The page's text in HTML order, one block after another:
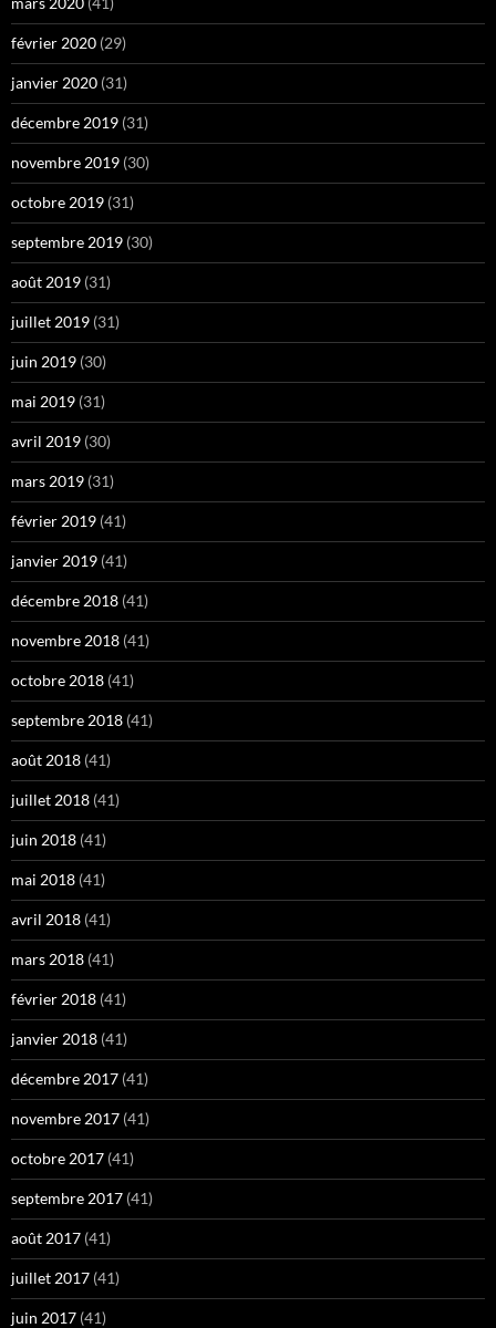
février 2020 (29)
janvier 2020 (31)
décembre 2019 (31)
novembre 2019 (30)
octobre 2019 (31)
septembre 2019 (30)
août 2019 (31)
juillet 2019 (31)
juin 2019 (30)
mai 2019 (31)
avril 2019 (30)
mars 2019 (31)
février 2019 (41)
janvier 2019 (41)
décembre 2018 (41)
novembre 2018 (41)
octobre 2018 (41)
septembre 2018 (41)
août 2018 (41)
juillet 2018 (41)
juin 2018 (41)
mai 2018 (41)
avril 2018 (41)
mars 2018 (41)
février 2018 (41)
janvier 2018 (41)
décembre 2017 (41)
novembre 2017 (41)
octobre 2017 (41)
septembre 2017 (41)
août 2017 (41)
juillet 2017 (41)
juin 2017 (41)